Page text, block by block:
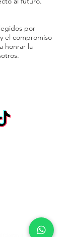
por
el compromiso
honrar la
(Montevideo)